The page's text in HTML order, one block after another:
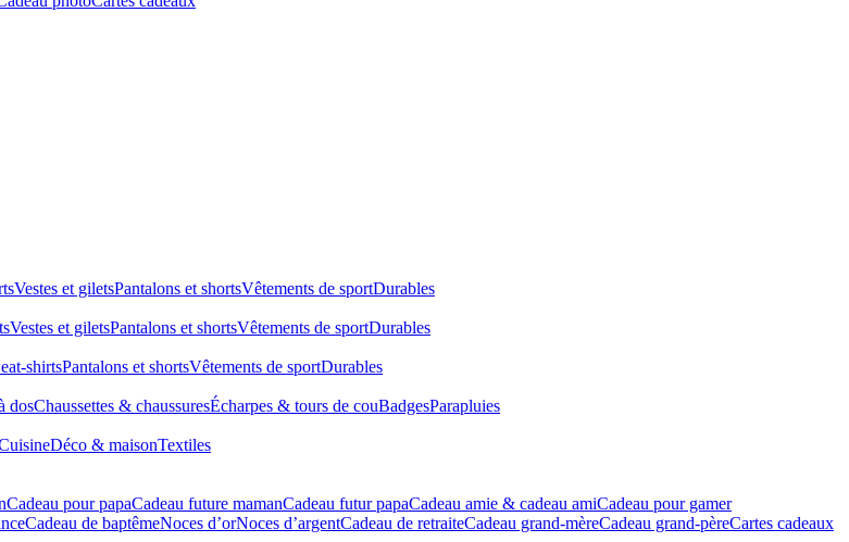
Vestes et giletsPantalons et shortsVêtements de sportDurables
Vestes et giletsPantalons et shortsVêtements de sportDurables
shirtsPantalons et shortsVêtements de sportDurables
dosChaussettes & chaussuresÉcharpes & tours de couBadgesParapluies
Déco & maisonTextiles
Cadeau pour papaCadeau future mamanCadeau futur papaCadeau amie & cadeau amiCadeau pour gamer
Cadeau de baptêmeNoces d’orNoces d’argentCadeau de retraiteCadeau grand-mèreCadeau grand-pèreCartes cadeaux